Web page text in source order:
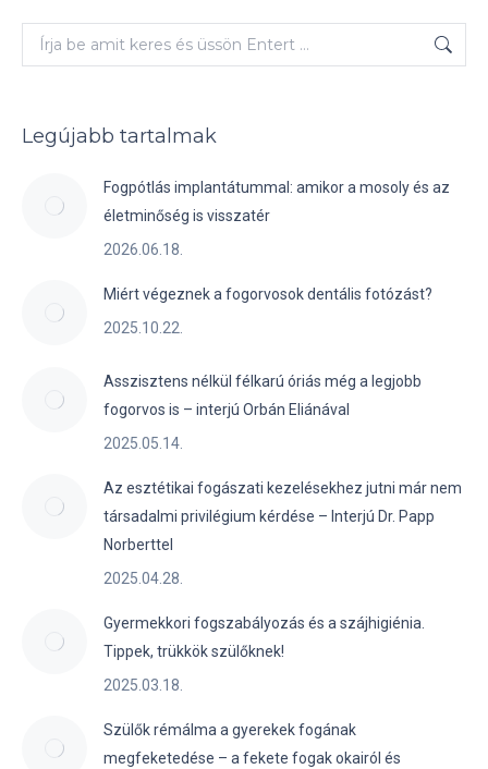
Keresés:
Legújabb tartalmak
Fogpótlás implantátummal: amikor a mosoly és az
életminőség is visszatér
2026.06.18.
Miért végeznek a fogorvosok dentális fotózást?
2025.10.22.
Asszisztens nélkül félkarú óriás még a legjobb
fogorvos is – interjú Orbán Eliánával
2025.05.14.
Az esztétikai fogászati kezelésekhez jutni már nem
társadalmi privilégium kérdése – Interjú Dr. Papp
Norberttel
2025.04.28.
Gyermekkori fogszabályozás és a szájhigiénia.
Tippek, trükkök szülőknek!
2025.03.18.
Szülők rémálma a gyerekek fogának
megfeketedése – a fekete fogak okairól és